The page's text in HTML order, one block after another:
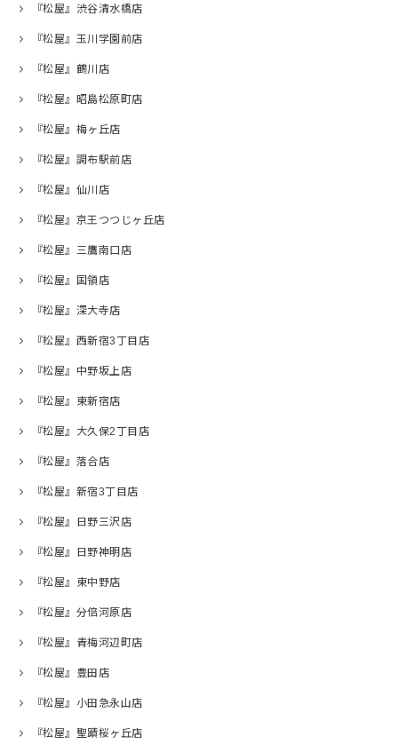
『松屋』渋谷清水橋店
『松屋』玉川学園前店
『松屋』鶴川店
『松屋』昭島松原町店
『松屋』梅ヶ丘店
『松屋』調布駅前店
『松屋』仙川店
『松屋』京王つつじヶ丘店
『松屋』三鷹南口店
『松屋』国領店
『松屋』深大寺店
『松屋』西新宿3丁目店
『松屋』中野坂上店
『松屋』東新宿店
『松屋』大久保2丁目店
『松屋』落合店
『松屋』新宿3丁目店
『松屋』日野三沢店
『松屋』日野神明店
『松屋』東中野店
『松屋』分倍河原店
『松屋』青梅河辺町店
『松屋』豊田店
『松屋』小田急永山店
『松屋』聖蹟桜ヶ丘店